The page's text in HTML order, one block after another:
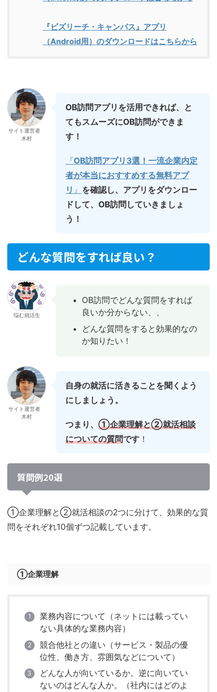
『ビズリーチ・キャンパス』アプリ
（Android用）のダウンロードはこちらから
サイト運営者
木村
OB訪問アプリを活用できれば、と
てもスムーズにOB訪問ができま
す！
『OB訪問アプリ3選！一流企業内定
者が本当におすすめする無料アプ
リ 』 を確認し、アプリをダウンロー
ドして、OB訪問していきましょ
う！
どんな質問をすれば良い？
悩む就活生
OB訪問でどんな質問をすれば
良いか分からない、、
どんな質問をすると効果的なの
か知りたい！
サイト運営者
木村
自身の就活に活きることを聞くよう
にしましょう。
つまり、 ①企業理解と②就活相談
についての質問です ！
質問例20選
①企業理解と②就活相談の2つに分けて、効果的な質
問をそれぞれ10個ずつ記載しています。
①企業理解
業務内容について（ネットには載ってい
ない具体的な業務内容）
競合他社との違い（サービス・製品の優
位性、働き方、雰囲気などについて）
どんな人が向いているか。逆に向いてい
ないのはどんな人か。（社内にはどのよ